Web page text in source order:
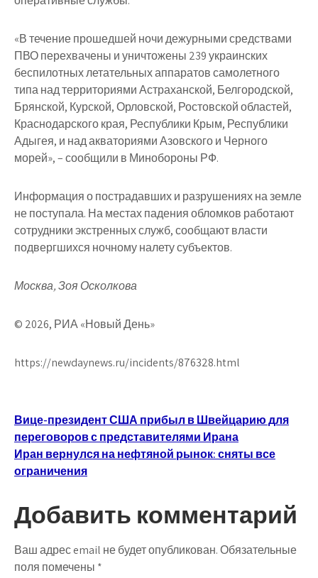
«В течение прошедшей ночи дежурными средствами
ПВО перехвачены и уничтожены 239 украинских
беспилотных летательных аппаратов самолетного
типа над территориями Астраханской, Белгородской,
Брянской, Курской, Орловской, Ростовской областей,
Краснодарского края, Республики Крым, Республики
Адыгея, и над акваториями Азовского и Черного
морей», – сообщили в Минобороны РФ.
Информация о пострадавших и разрушениях на земле
не поступала. На местах падения обломков работают
сотрудники экстренных служб, сообщают власти
подвергшихся ночному налету субъектов.
Москва, Зоя Осколкова
© 2026, РИА «Новый День»
https://newdaynews.ru/incidents/876328.html
Навигация
по
записям
Вице-президент США прибыл в Швейцарию для
переговоров с представителями Ирана
Иран вернулся на нефтяной рынок: сняты все
ограничения
Добавить комментарий
Ваш адрес email не будет опубликован.Обязательные
поля помечены *